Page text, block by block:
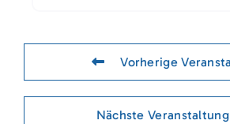
Vorherige
Nächste Veranstaltung